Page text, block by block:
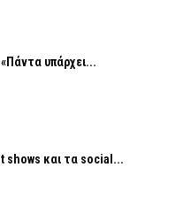
υπάρχει...
shows και τα social...